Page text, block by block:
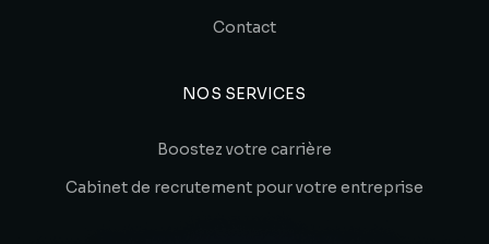
Contact
NOS SERVICES
Boostez votre carrière
Cabinet de recrutement pour votre entreprise